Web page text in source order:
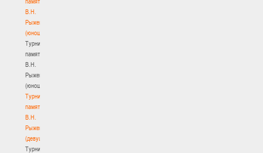
В.Н.
Рыженкова
(юноши)
Турнир
памяти
В.Н.
Рыженкова
(юноши)
Турнир
памяти
В.Н.
Рыженкова
(девушки)
Турнир